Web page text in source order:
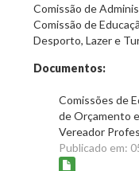
Comissão de
Comissão de
Desporto, Lazer e
Documentos:
Comissões de
de Orçamento
Vereador
Publicado em: